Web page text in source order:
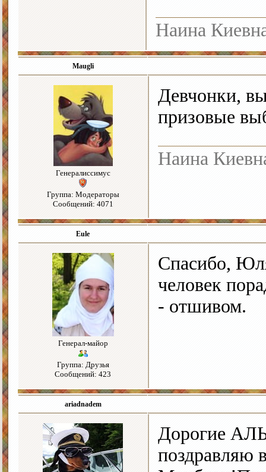
Наина
Maugli
Генералиссимус
Группа: Модераторы
Сообщений: 4071
Девчонки,
призовые
Наина
Eule
Генерал-майор
Группа: Друзья
Сообщений: 423
Спасибо,
человек
- отшивом.
ariadnadem
Дорогие
поздравляю